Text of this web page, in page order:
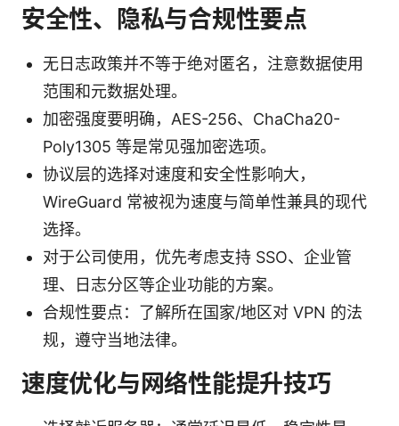
安全性、隐私与合规性要点
无日志政策并不等于绝对匿名，注意数据使用
范围和元数据处理。
加密强度要明确，AES-256、ChaCha20-
Poly1305 等是常见强加密选项。
协议层的选择对速度和安全性影响大，
WireGuard 常被视为速度与简单性兼具的现代
选择。
对于公司使用，优先考虑支持 SSO、企业管
理、日志分区等企业功能的方案。
合规性要点：了解所在国家/地区对 VPN 的法
规，遵守当地法律。
速度优化与网络性能提升技巧